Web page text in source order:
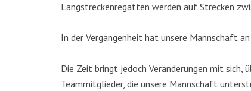
Langstreckenregatten werden auf Strecken
In der Vergangenheit hat unsere Mannschaft
Die Zeit bringt jedoch Veränderungen mit sich,
Teammitglieder, die unsere Mannschaft